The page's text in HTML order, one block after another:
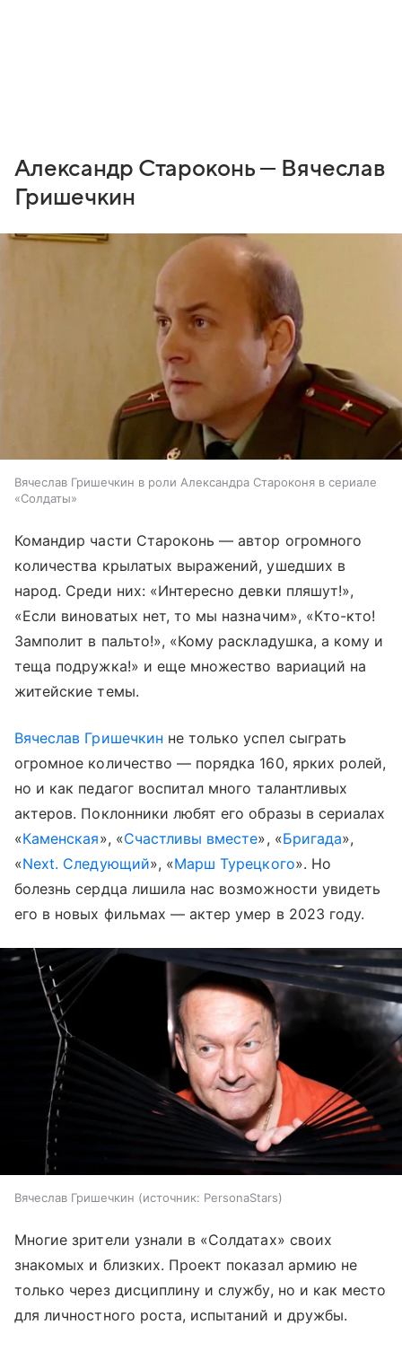
Александр Староконь — Вячеслав
Гришечкин
Вячеслав Гришечкин в роли Александра Староконя в сериале
«Солдаты»
Командир части Староконь — автор огромного
количества крылатых выражений, ушедших в
народ. Среди них: «Интересно девки пляшут!»,
«Если виноватых нет, то мы назначим», «Кто-кто!
Замполит в пальто!», «Кому раскладушка, а кому и
теща подружка!» и еще множество вариаций на
житейские темы.
Вячеслав Гришечкин не только успел сыграть
огромное количество — порядка 160, ярких ролей,
но и как педагог воспитал много талантливых
актеров. Поклонники любят его образы в сериалах
«Каменская», «Счастливы вместе», «Бригада»,
«Next. Следующий», «Марш Турецкого». Но
болезнь сердца лишила нас возможности увидеть
его в новых фильмах — актер умер в 2023 году.
Вячеслав Гришечкин источник: PersonaStars
Многие зрители узнали в «Солдатах» своих
знакомых и близких. Проект показал армию не
только через дисциплину и службу, но и как место
для личностного роста, испытаний и дружбы.